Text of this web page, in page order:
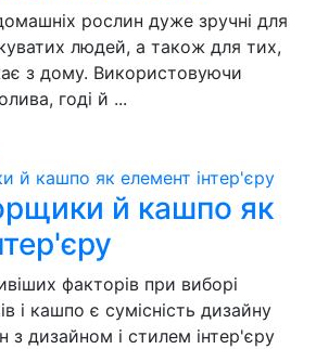
рослин дуже зручні для
людей, а також для тих,
з дому. Використовуючи
годі й ...
й кашпо як
факторів при виборі
і кашпо є сумісність дизайну
з дизайном і стилем інтер'єру